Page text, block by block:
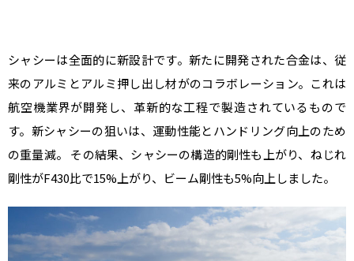
シャシーは全面的に新設計です。新たに開発された合金は、従
来のアルミとアルミ押し出し材がのコラボレーション。これは
航空機業界が開発し、革新的な工程で製造されているもので
す。新シャシーの狙いは、運動性能とハンドリング向上のため
の重量減。 その結果、シャシーの構造的剛性も上がり、ねじれ
剛性がF430比で15%上がり、ビーム剛性も5%向上しました。